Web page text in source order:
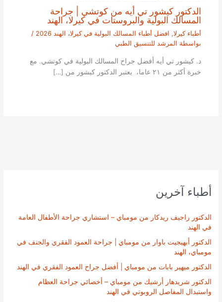
أطباء آخرين
الدكتور راجيف ريدكار من مومباي – استشاري جراحة الأطفال العامة
في الهند
الدكتور أبهيجيت باوار من مومباي | جراحة العمود الفقري والجنف في
مومباي، الهند
الدكتور ميهير بابات من مومباي | أفضل جراح العمود الفقري في الهند
الدكتور شريدهار أرشيك من مومباي – أخصائي جراحة العظام
واستبدال المفاصل الروبوتي في الهند
الدكتور كيشور تي أيه من كوتشي | جراحة
المسالك البولية والبروستات في كيرلا، الهند
أطباء كيرلا, افضل أطباء المسالك البولية في كيرلا، الهند 2026
/
بواسطة المرشد للتنسيق الطبي
د. كيشور تي أيه أفضل جراح المسالك البولية في كوتشي. مع
خبرة أكثر من ٢١ عاما، يعتبر الدكتور كيشور من […]